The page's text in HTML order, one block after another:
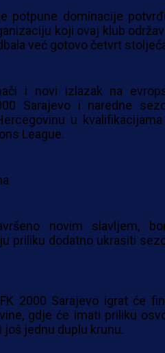
potpune dominacije
koji ovaj klub
već gotovo četvrt
i novi izlazak na
Sarajevo i naredne
u
League.
novim slavljem,
priliku dodatno ukrasiti
2000 Sarajevo igrat će
gdje će imati priliku
jednu duplu krunu.